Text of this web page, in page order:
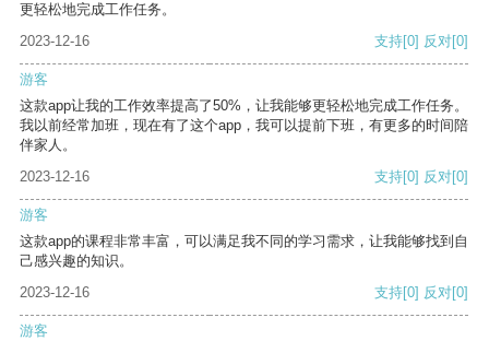
更轻松地完成工作任务。
2023-12-16
支持[0] 反对[0]
游客
这款app让我的工作效率提高了50%，让我能够更轻松地完成工作任务。
我以前经常加班，现在有了这个app，我可以提前下班，有更多的时间陪
伴家人。
2023-12-16
支持[0] 反对[0]
游客
这款app的课程非常丰富，可以满足我不同的学习需求，让我能够找到自
己感兴趣的知识。
2023-12-16
支持[0] 反对[0]
游客